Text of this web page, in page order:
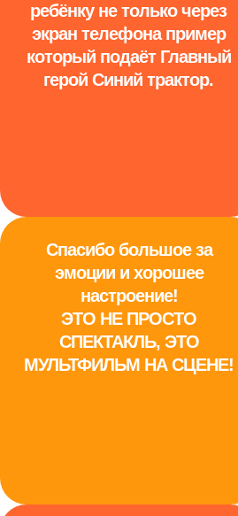
ребёнку не только через
экран телефона пример
который подаёт Главный
герой Синий трактор.
Спасибо большое за
эмоции и хорошее
настроение!
ЭТО НЕ ПРОСТО
СПЕКТАКЛЬ, ЭТО
МУЛЬТФИЛЬМ НА СЦЕНЕ!